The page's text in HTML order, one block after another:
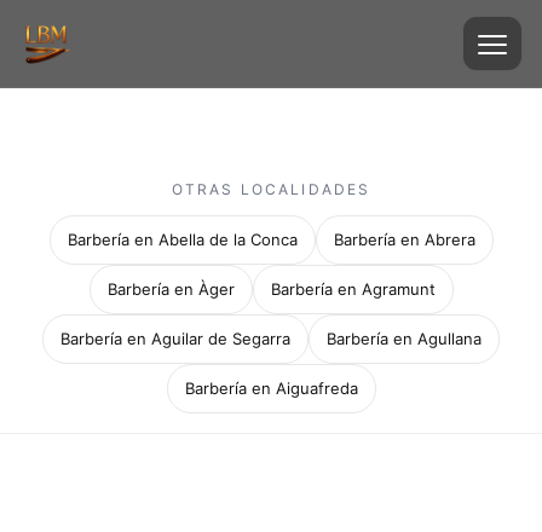
OTRAS LOCALIDADES
Barbería en Abella de la Conca Barbería en Abrera
Barbería en Àger Barbería en Agramunt
Barbería en Aguilar de Segarra Barbería en Agullana
Barbería en Aiguafreda